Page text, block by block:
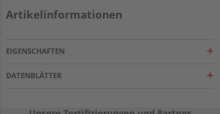
Artikelinformationen
EIGENSCHAFTEN
DATENBLÄTTER